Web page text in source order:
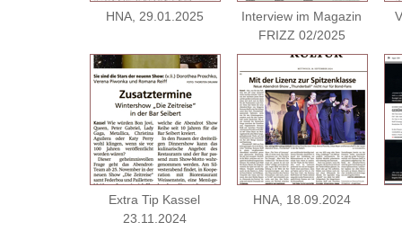
HNA, 29.01.2025
Interview im Magazin
FRIZZ 02/2025
Extra Tip Kassel
23.11.2024
HNA, 18.09.2024